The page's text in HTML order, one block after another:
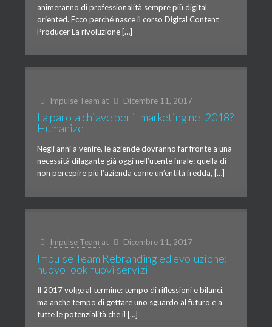
animeranno di professionalità sempre più digital
oriented. Ecco perché nasce il corso Digital Content
Producer La rivoluzione […]
Impulse Team at Dicembre 11, 2017
La parola chiave per il marketing nel 2018?
Humanize
Negli anni a venire, le aziende dovranno far fronte a una
necessità dilagante già oggi nell’utente finale: quella di
non percepire più l’azienda come un’entità fredda, […]
Impulse Team at Dicembre 11, 2017
Impulse Team Rebranding ed evoluzione:
nuovo look nuovi servizi
Il 2017 volge al termine: tempo di riflessioni e bilanci,
ma anche tempo di gettare uno sguardo al futuro e a
tutte le potenzialità che il […]